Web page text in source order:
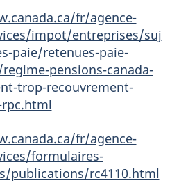
fr/agence-
impot/entreprises/suj
paie/retenues-paie-
pensions-canada-
trop-recouvrement-
de la note de bas de page
fr/agence-
formulaires-
publications/rc4110.html
de la note de bas de page